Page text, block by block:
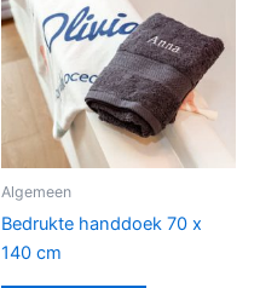
Algemeen
Bedrukte handdoek 70 x
140 cm